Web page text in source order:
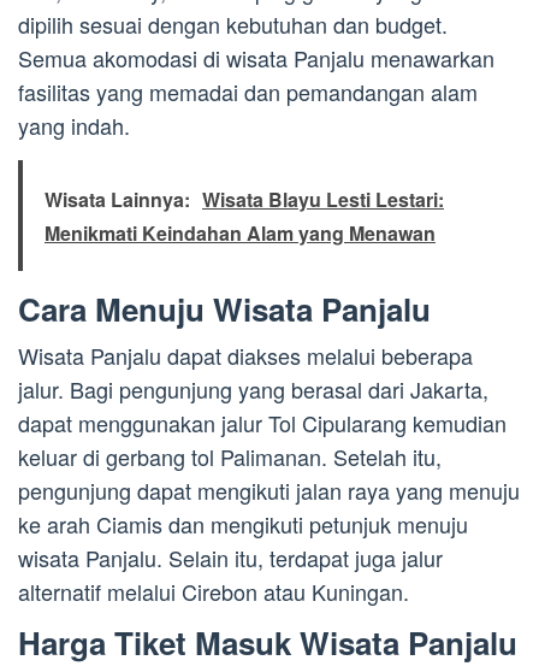
dipilih sesuai dengan kebutuhan dan budget.
Semua akomodasi di wisata Panjalu menawarkan
fasilitas yang memadai dan pemandangan alam
yang indah.
Wisata Lainnya: Wisata Blayu Lesti Lestari:
Menikmati Keindahan Alam yang Menawan
Cara Menuju Wisata Panjalu
Wisata Panjalu dapat diakses melalui beberapa
jalur. Bagi pengunjung yang berasal dari Jakarta,
dapat menggunakan jalur Tol Cipularang kemudian
keluar di gerbang tol Palimanan. Setelah itu,
pengunjung dapat mengikuti jalan raya yang menuju
ke arah Ciamis dan mengikuti petunjuk menuju
wisata Panjalu. Selain itu, terdapat juga jalur
alternatif melalui Cirebon atau Kuningan.
Harga Tiket Masuk Wisata Panjalu